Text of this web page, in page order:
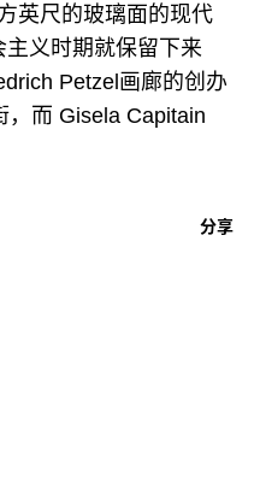
英尺的玻璃面的现代
义时期就保留下来
Petzel画廊的创办
，而 Gisela Capitain
分享